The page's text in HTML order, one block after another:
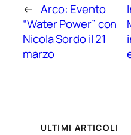
← Arco: Evento
“Water Power” con
Nicola Sordo il 21
marzo
ULTIMI ARTICOLI